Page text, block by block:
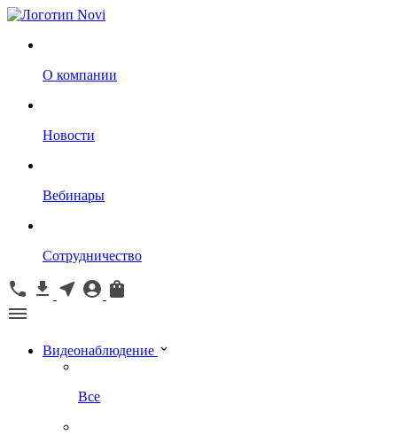
О компании
Новости
Вебинары
Сотрудничество
Видеонаблюдение
Все